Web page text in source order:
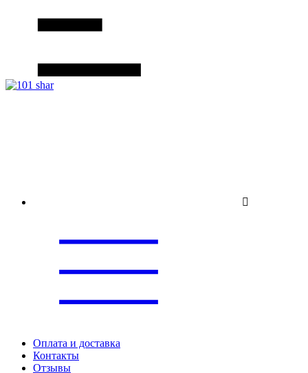
Оплата и доставка
Контакты
Отзывы